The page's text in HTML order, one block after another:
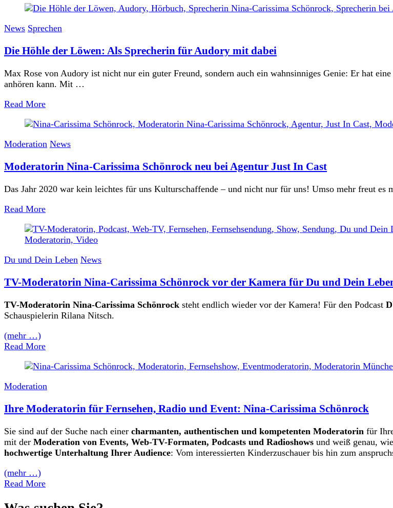
News Sprechen
Die Höhle der Löwen: Als Sprecherin für Audory mit dabei
Max Rose von Audory ist nicht nur ein guter Freund, sondern auch ein wahnsinniges Genie: Er hat
anhören kann. Mit …
Read More
Moderation News
Moderatorin Nina-Carissima Schönrock neu bei Agentur Just In Cast
Das Jahr 2020 war kein leichtes für uns Kulturschaffende – und nicht nur für uns! Umso mehr freut
Read More
Du und Dein Leben News
TV-Moderatorin Nina-Carissima Schönrock vor der Kamera für Du und Dein
TV-Moderatorin Nina-Carissima Schönrock steht endlich wieder vor der Kamera! Für den Podcast
Schauspielerin Rilana Nitsch.
(mehr …)
Read More
Moderation
Ihre Moderatorin für Fernsehen, Radio und Event: Nina-Carissima Schönrock
Sie sind auf der Suche nach einer charmanten, authentischen und kompetenten Moderatorin für
mit der Moderation von Events, Web-TV-Formaten, Podcasts und Radioshows und weiß genau,
hochwertige Unterhaltung Ihrer Audience: Vom interessierten Kinderzuschauer bis hin zum
(mehr …)
Read More